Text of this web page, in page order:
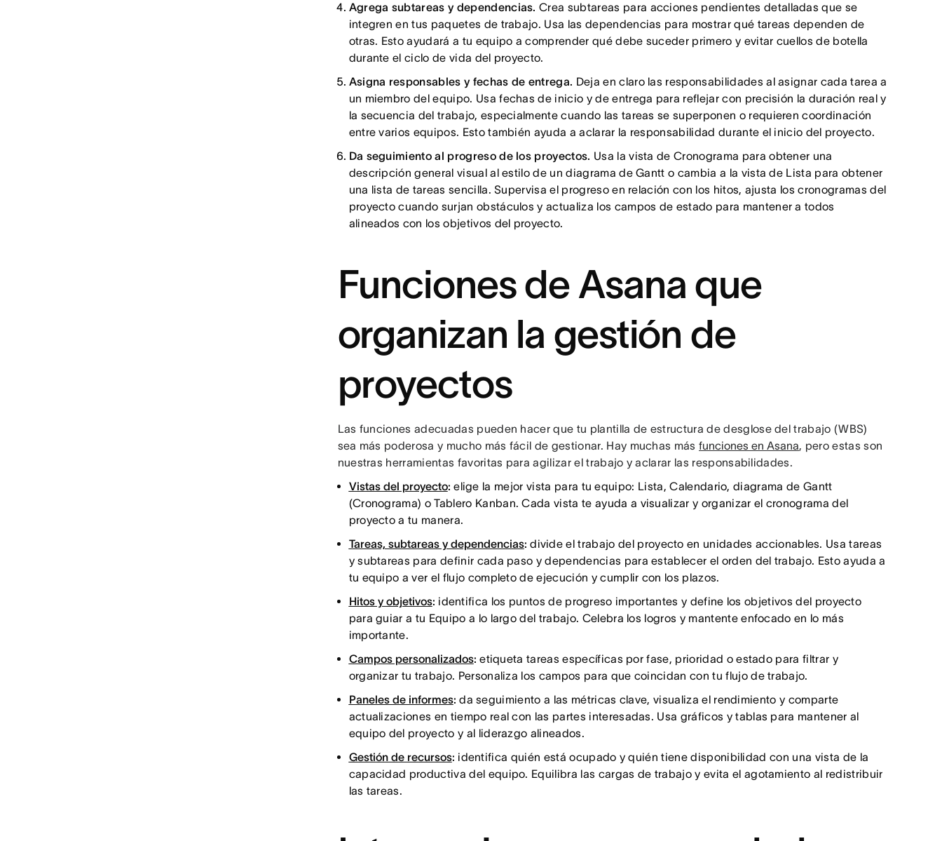
Agrega subtareas y dependencias.Crea subtareas para acciones pendientes detalladas que se
integren en tus paquetes de trabajo. Usa las dependencias para mostrar qué tareas dependen de
otras. Esto ayudará a tu equipo a comprender qué debe suceder primero y evitar cuellos de botella
durante el ciclo de vida del proyecto.
Asigna responsables y fechas de entrega. Deja en claro las responsabilidades al asignar cada tarea a
un miembro del equipo. Usa fechas de inicio y de entrega para reflejar con precisión la duración real y
la secuencia del trabajo, especialmente cuando las tareas se superponen o requieren coordinación
entre varios equipos. Esto también ayuda a aclarar la responsabilidad durante el inicio del proyecto.
Da seguimiento al progreso de los proyectos. Usa la vista de Cronograma para obtener una
descripción general visual al estilo de un diagrama de Gantt o cambia a la vista de Lista para obtener
una lista de tareas sencilla. Supervisa el progreso en relación con los hitos, ajusta los cronogramas del
proyecto cuando surjan obstáculos y actualiza los campos de estado para mantener a todos
alineados con los objetivos del proyecto.
Funciones de Asana que
organizan la gestión de
proyectos
Las funciones adecuadas pueden hacer que tu plantilla de estructura de desglose del trabajo (WBS)
sea más poderosa y mucho más fácil de gestionar. Hay muchas másfunciones en Asana, pero estas son
nuestras herramientas favoritas para agilizar el trabajo y aclarar las responsabilidades.
Vistas del proyecto:elige la mejor vista para tu equipo: Lista, Calendario, diagrama de Gantt
(Cronograma) o Tablero Kanban. Cada vista te ayuda a visualizar y organizar el cronograma del
proyecto a tu manera.
Tareas, subtareas y dependencias:divide el trabajo del proyecto en unidades accionables. Usa tareas
y subtareas para definir cada paso y dependencias para establecer el orden del trabajo. Esto ayuda a
tu equipo a ver el flujo completo de ejecución y cumplir con los plazos.
Hitos y objetivos: identifica los puntos de progreso importantes y define los objetivos del proyecto
para guiar a tu Equipo a lo largo del trabajo. Celebra los logros y mantente enfocado en lo más
importante.
Campos personalizados:etiqueta tareas específicas por fase, prioridad o estado para filtrar y
organizar tu trabajo. Personaliza los campos para que coincidan con tu flujo de trabajo.
Paneles de informes:da seguimiento a las métricas clave, visualiza el rendimiento y comparte
actualizaciones en tiempo real con las partes interesadas. Usa gráficos y tablas para mantener al
equipo del proyecto y al liderazgo alineados.
Gestión de recursos: identifica quién está ocupado y quién tiene disponibilidad con una vista de la
capacidad productiva del equipo. Equilibra las cargas de trabajo y evita el agotamiento al redistribuir
las tareas.